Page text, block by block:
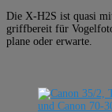
Die X-H2S ist quasi
griffbereit für
plane oder erwarte.